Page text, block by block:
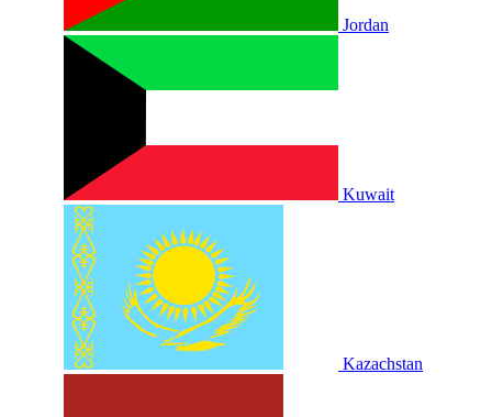
Jordan
Kuwait
Kazachstan